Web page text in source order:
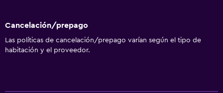
Cancelación/prepago
Las políticas de cancelación/prepago varían según el tipo de
habitación y el proveedor.